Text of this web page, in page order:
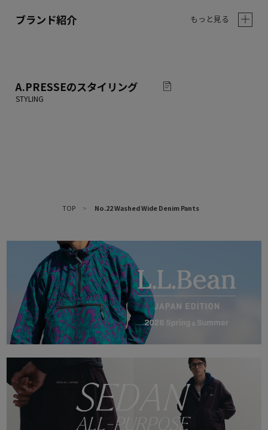
ブランド紹介 もっと見る
A.PRESSEのスタイリング
TOP > No.22 Washed Wide Denim Pants